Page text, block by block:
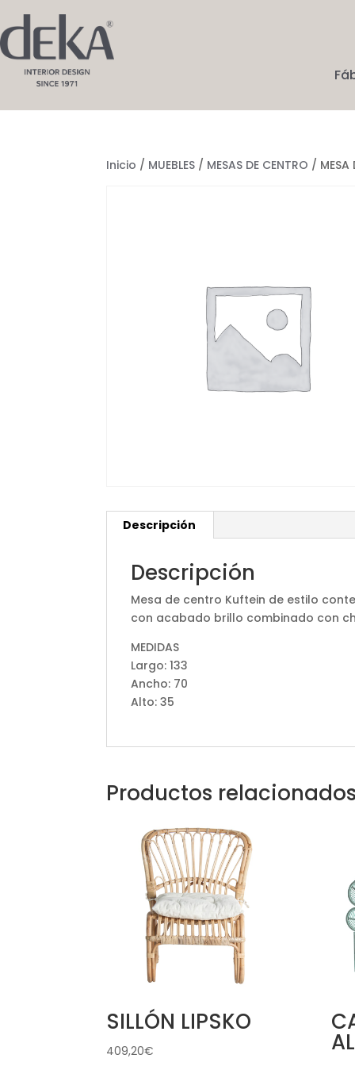
Inicio / MUEBLES / MESAS DE CENTRO / MESA
Descripción
Descripción
Mesa de centro Kuftein de estilo
con acabado brillo combinado con
MEDIDAS
Largo: 133
Ancho: 70
Alto: 35
Productos
SILLÓN LIPSKO
409,20€